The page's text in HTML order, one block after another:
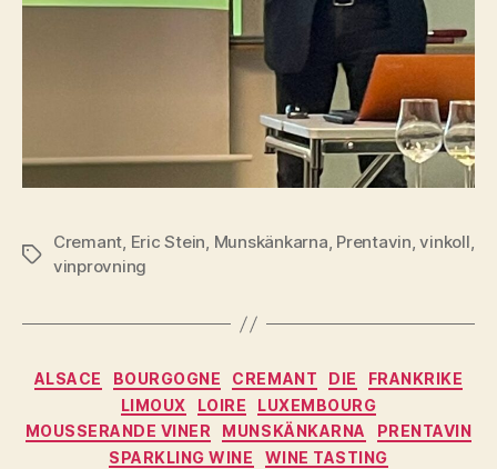
Etiketter
Cremant, Eric Stein, Munskänkarna, Prentavin,vinkoll,
vinprovning
Kategorier
ALSACE BOURGOGNE CREMANT DIE
FRANKRIKE
LIMOUX
LOIRE
LUXEMBOURG
MOUSSERANDE VINER
MUNSKÄNKARNA
PRENTAVIN
SPARKLING WINE
WINE TASTING